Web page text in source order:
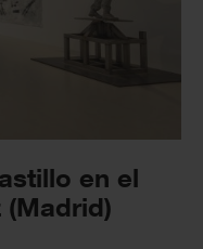
en el
(Madrid)